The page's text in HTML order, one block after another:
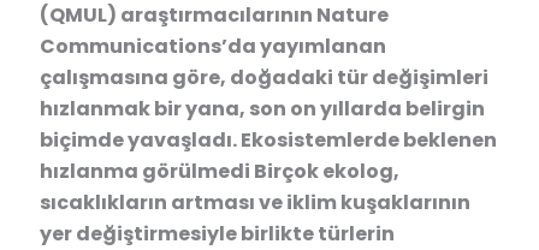
(QMUL) araştırmacılarının Nature
Communications’da yayımlanan
çalışmasına göre, doğadaki tür değişimleri
hızlanmak bir yana, son on yıllarda belirgin
biçimde yavaşladı. Ekosistemlerde beklenen
hızlanma görülmedi Birçok ekolog,
sıcaklıkların artması ve iklim kuşaklarının
yer değiştirmesiyle birlikte türlerin